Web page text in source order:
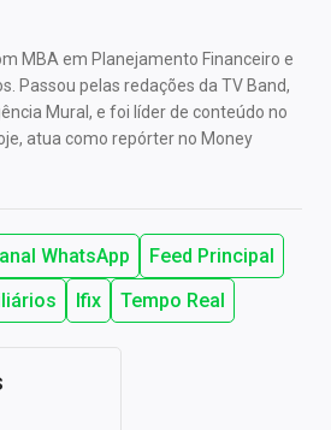
MBA em Planejamento Financeiro e
Passou pelas redações da TV Band,
Mural, e foi líder de conteúdo no
atua como repórter no Money
WhatsApp
Feed Principal
Ifix Tempo Real